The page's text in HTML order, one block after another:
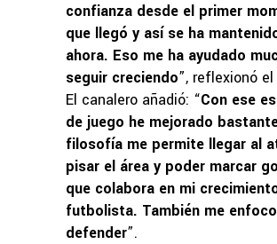
confianza desde el primer
que llegó y así se ha
ahora. Eso me ha ayudado
seguir creciendo”, reflexionó
El canalero añadió: “Con ese
de juego he mejorado
filosofía me permite llegar al
pisar el área y poder marcar
que colabora en mi
futbolista. También me
defender”.